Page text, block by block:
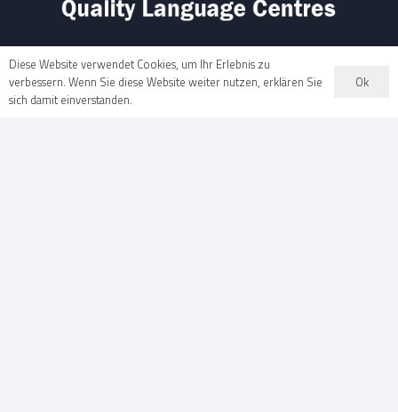
Diese Website verwendet Cookies, um Ihr Erlebnis zu
verbessern. Wenn Sie diese Website weiter nutzen, erklären Sie
sich damit einverstanden.
Ok